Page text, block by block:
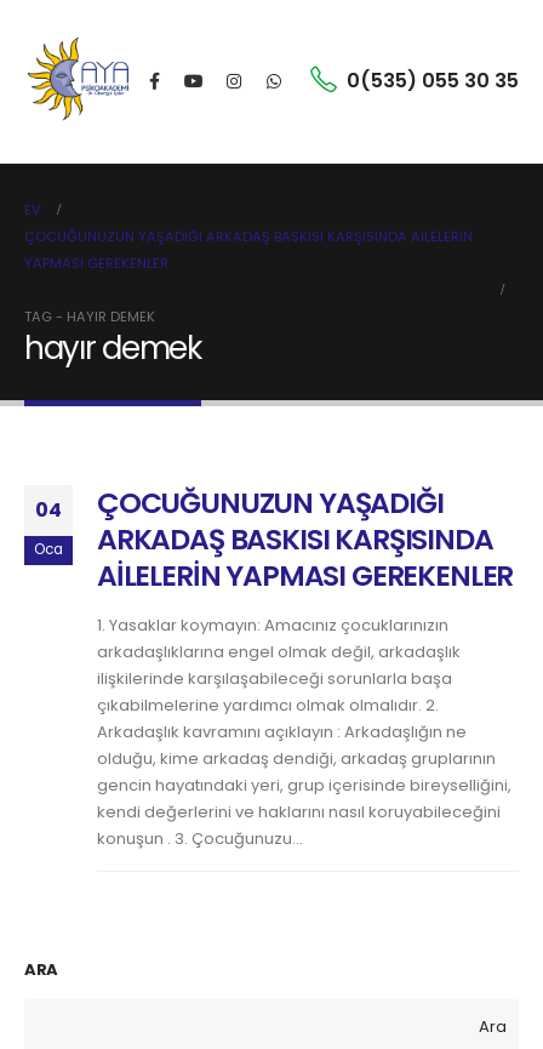
0(535) 055 30 35
EV
ÇOCUĞUNUZUN YAŞADIĞI ARKADAŞ BASKISI KARŞISINDA AİLELERİN
YAPMASI GEREKENLER
TAG - HAYIR DEMEK
hayır demek
04
Oca
ÇOCUĞUNUZUN YAŞADIĞI
ARKADAŞ BASKISI KARŞISINDA
AİLELERİN YAPMASI GEREKENLER
1. Yasaklar koymayın: Amacınız çocuklarınızın
arkadaşlıklarına engel olmak değil, arkadaşlık
ilişkilerinde karşılaşabileceği sorunlarla başa
çıkabilmelerine yardımcı olmak olmalıdır. 2.
Arkadaşlık kavramını açıklayın : Arkadaşlığın ne
olduğu, kime arkadaş dendiği, arkadaş gruplarının
gencin hayatındaki yeri, grup içerisinde bireyselliğini,
kendi değerlerini ve haklarını nasıl koruyabileceğini
konuşun . 3. Çocuğunuzu...
ARA
Ara